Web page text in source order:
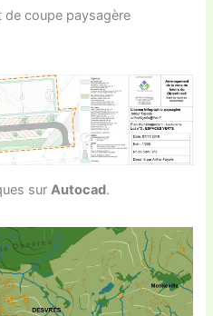
de coupe paysagère
surAutocad.